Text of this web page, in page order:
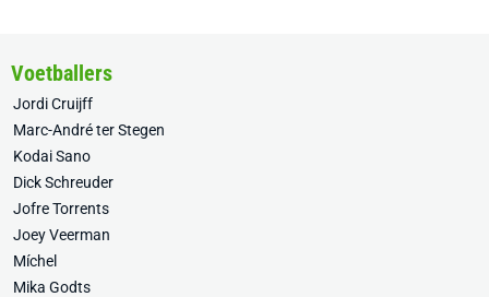
Voetballers
Jordi Cruijff
Marc-André ter Stegen
Kodai Sano
Dick Schreuder
Jofre Torrents
Joey Veerman
Míchel
Mika Godts